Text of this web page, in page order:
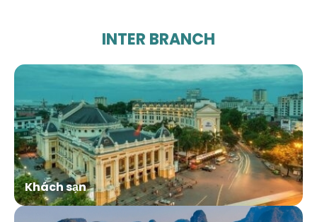
INTER BRANCH
Khách sạn